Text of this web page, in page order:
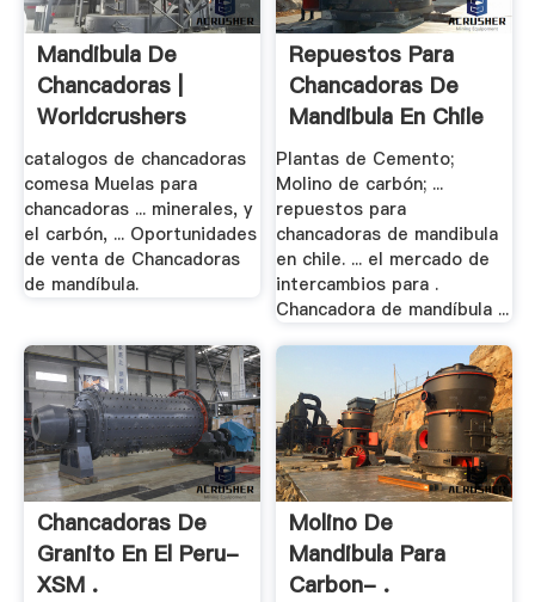
Mandibula De
Chancadoras |
Worldcrushers
catalogos de chancadoras
comesa Muelas para
chancadoras ... minerales, y
el carbón, ... Oportunidades
de venta de Chancadoras
de mandíbula.
Repuestos Para
Chancadoras De
Mandibula En Chile
Plantas de Cemento;
Molino de carbón; ...
repuestos para
chancadoras de mandibula
en chile. ... el mercado de
intercambios para .
Chancadora de mandíbula ...
Chancadoras De
Granito En El Peru-
XSM .
Molino De
Mandibula Para
Carbon- .